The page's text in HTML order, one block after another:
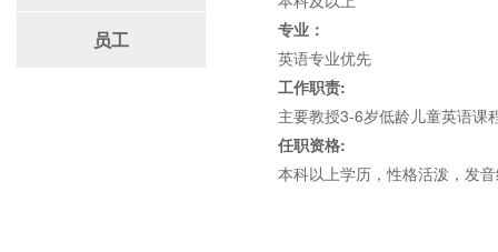
员工
专业：
英语专业优先
工作职责:
主要教授3-6岁低龄儿童英语课
任职资格:
本科以上学历，性格活泼，发